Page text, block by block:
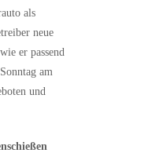
als
neue
er passend
am
und